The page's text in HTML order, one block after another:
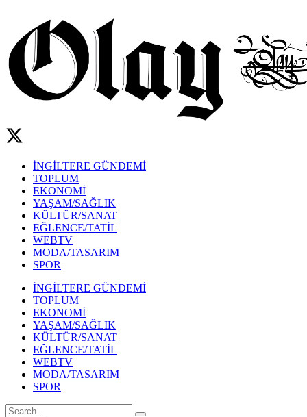
İNGİLTERE GÜNDEMİ
TOPLUM
EKONOMİ
YAŞAM/SAĞLIK
KÜLTÜR/SANAT
EĞLENCE/TATİL
WEBTV
MODA/TASARIM
SPOR
İNGİLTERE GÜNDEMİ
TOPLUM
EKONOMİ
YAŞAM/SAĞLIK
KÜLTÜR/SANAT
EĞLENCE/TATİL
WEBTV
MODA/TASARIM
SPOR